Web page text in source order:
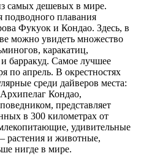
самых дешевых в мире.
плавания
Фукуок и Кондао. Здесь, в
можно увидеть множество
каракатиц,
барракуд. Самое лучшее
по апрель. В окрестностях
среди дайверов места:
Кондао,
представляет
в 300 километрах от
удивительные
растения и животные,
нигде в мире.